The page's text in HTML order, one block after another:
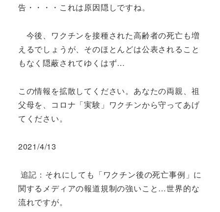
告・・・・これは原因隠しですね。
今後、ワクチンを接種された高齢者の死亡も増
えるでしょうが、そのほとんどは公表されること
もなく隠蔽されてゆくはず…
この情報を拡散してください。あなたの両親、祖
父母を、コロナ「実験」ワクチンから守ってあげ
てください。
2021/4/13
追記：それにしても「ワクチン後の死亡事例」に
関するメディアの報道規制の強いこと…世界的な
流れですが。